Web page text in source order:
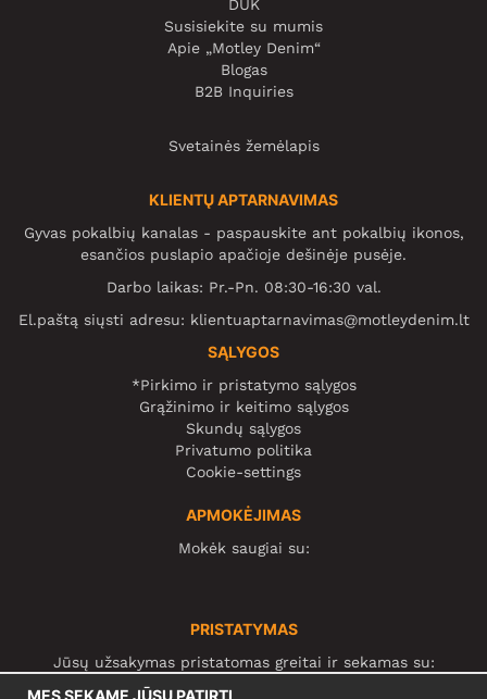
DUK
Susisiekite su mumis
Apie „Motley Denim“
Blogas
B2B Inquiries
Svetainės žemėlapis
KLIENTŲ APTARNAVIMAS
Gyvas pokalbių kanalas - paspauskite ant pokalbių ikonos,
esančios puslapio apačioje dešinėje pusėje.
Darbo laikas: Pr.-Pn. 08:30-16:30 val.
El.paštą siųsti adresu: klientuaptarnavimas@motleydenim.lt
SĄLYGOS
*Pirkimo ir pristatymo sąlygos
Grąžinimo ir keitimo sąlygos
Skundų sąlygos
Privatumo politika
Cookie-settings
APMOKĖJIMAS
Mokėk saugiai su:
PRISTATYMAS
Jūsų užsakymas pristatomas greitai ir sekamas su:
MES SEKAME JŪSŲ PATIRTĮ